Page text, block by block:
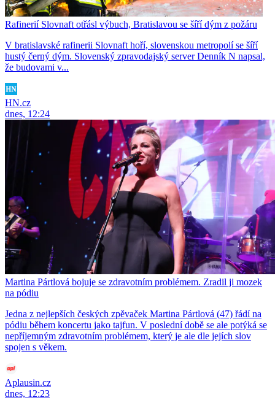
Rafinerií Slovnaft otřásl výbuch, Bratislavou se šíří dým z požáru
V bratislavské rafinerii Slovnaft hoří, slovenskou metropolí se šíří
hustý černý dým. Slovenský zpravodajský server Denník N napsal,
že budovami v...
HN.cz
dnes, 12:24
Martina Pártlová bojuje se zdravotním problémem. Zradil ji mozek
na pódiu
Jedna z nejlepších českých zpěvaček Martina Pártlová (47) řádí na
pódiu během koncertu jako tajfun. V poslední době se ale potýká se
nepříjemným zdravotním problémem, který je ale dle jejích slov
spojen s věkem.
Aplausin.cz
dnes, 12:23